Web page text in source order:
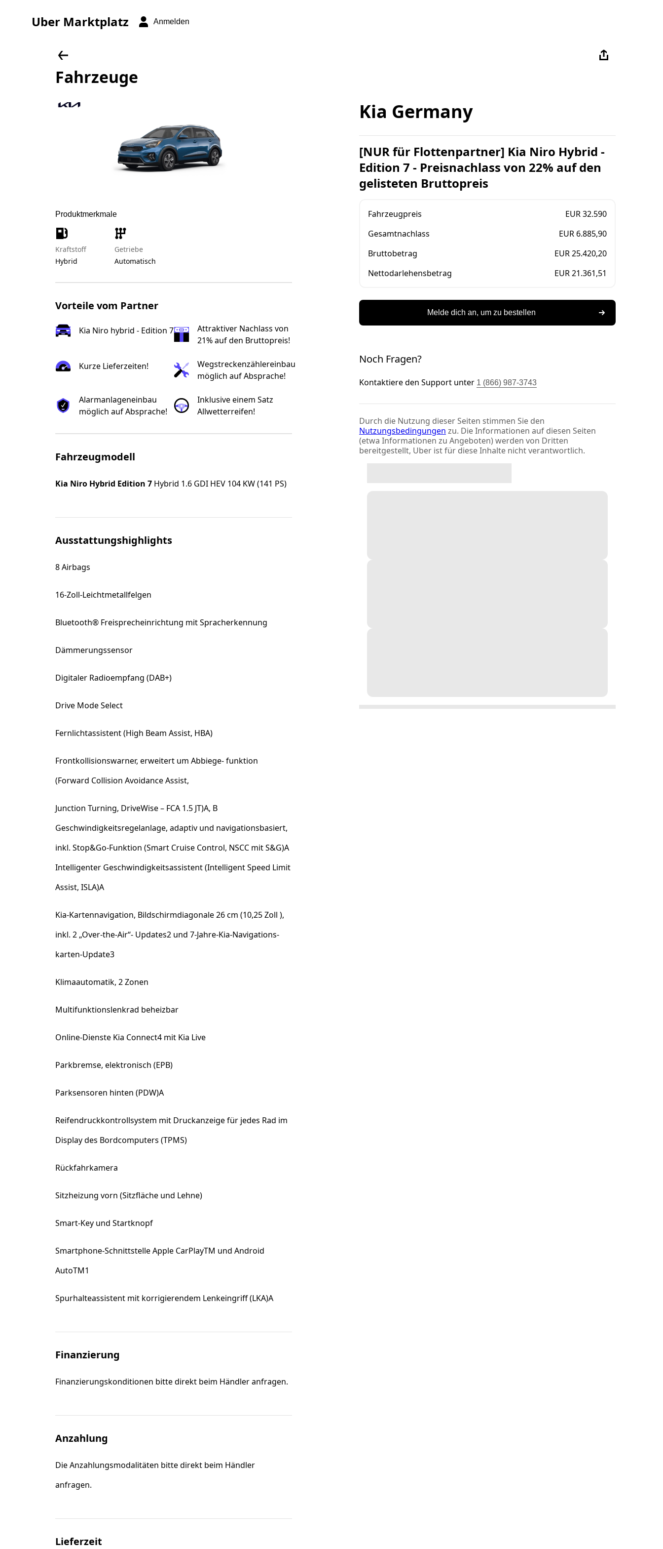
Uber Marktplatz Anmelden
Fahrzeuge
Produktmerkmale
Kraftstoff
Hybrid
Getriebe
Automatisch
Vorteile vom Partner
Kia Niro hybrid - Edition 7
Attraktiver Nachlass von
21% auf den Bruttopreis!
Kurze Lieferzeiten!
Wegstreckenzählereinbau
möglich auf Absprache!
Alarmanlageneinbau
möglich auf Absprache!
Inklusive einem Satz
Allwetterreifen!
Fahrzeugmodell
Kia Niro Hybrid Edition 7 Hybrid 1.6 GDI HEV 104 KW (141 PS)
Ausstattungshighlights
8 Airbags
16-Zoll-Leichtmetallfelgen
Bluetooth® Freisprecheinrichtung mit Spracherkennung
Dämmerungssensor
Digitaler Radioempfang (DAB+)
Drive Mode Select
Fernlichtassistent (High Beam Assist, HBA)
Frontkollisionswarner, erweitert um Abbiege- funktion
(Forward Collision Avoidance Assist,
Junction Turning, DriveWise – FCA 1.5 JT)A, B
Geschwindigkeitsregelanlage, adaptiv und navigationsbasiert,
inkl. Stop&Go-Funktion (Smart Cruise Control, NSCC mit S&G)A
Intelligenter Geschwindigkeitsassistent (Intelligent Speed Limit
Assist, ISLA)A
Kia-Kartennavigation, Bildschirmdiagonale 26 cm (10,25 Zoll ),
inkl. 2 „Over-the-Air“- Updates2 und 7-Jahre-Kia-Navigations-
karten-Update3
Klimaautomatik, 2 Zonen
Multifunktionslenkrad beheizbar
Online-Dienste Kia Connect4 mit Kia Live
Parkbremse, elektronisch (EPB)
Parksensoren hinten (PDW)A
Reifendruckkontrollsystem mit Druckanzeige für jedes Rad im
Display des Bordcomputers (TPMS)
Rückfahrkamera
Sitzheizung vorn (Sitzfläche und Lehne)
Smart-Key und Startknopf
Smartphone-Schnittstelle Apple CarPlayTM und Android
AutoTM1
Spurhalteassistent mit korrigierendem Lenkeingriff (LKA)A
Finanzierung
Finanzierungskonditionen bitte direkt beim Händler anfragen.
Anzahlung
Die Anzahlungsmodalitäten bitte direkt beim Händler
anfragen.
Lieferzeit
Kia Germany
[NUR für Flottenpartner] Kia Niro Hybrid -
Edition 7 - Preisnachlass von 22% auf den
gelisteten Bruttopreis
Fahrzeugpreis
EUR 32.590
Gesamtnachlass
EUR 6.885,90
Bruttobetrag
EUR 25.420,20
Nettodarlehensbetrag
EUR 21.361,51
Melde dich an, um zu bestellen
Noch Fragen?
Kontaktiere den Support unter 1 (866) 987-3743
Durch die Nutzung dieser Seiten stimmen Sie den
Nutzungsbedingungen zu. Die Informationen auf diesen Seiten
(etwa Informationen zu Angeboten) werden von Dritten
bereitgestellt, Uber ist für diese Inhalte nicht verantwortlich.